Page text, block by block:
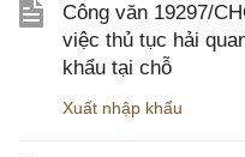
Công văn 19297/
việc thủ tục hải
khẩu tại chỗ
Xuất nhập khẩu